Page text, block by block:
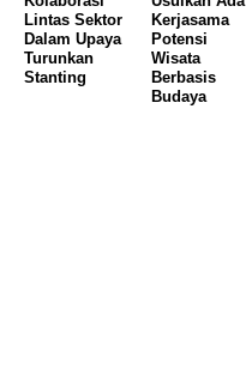
Lintas Sektor
Dalam Upaya
Turunkan
Stanting
Kerjasama
Potensi
Wisata
Berbasis
Budaya